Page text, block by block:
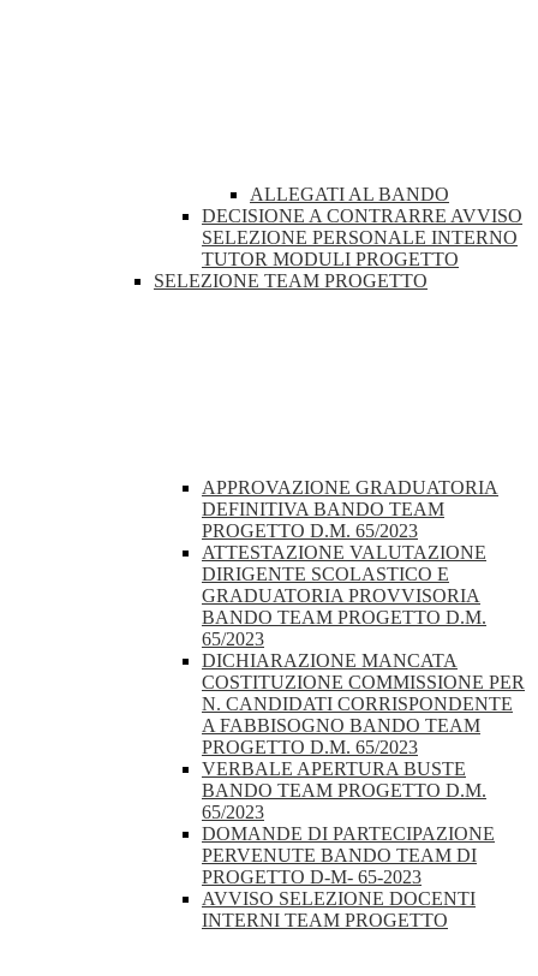
ALLEGATI AL BANDO
DECISIONE A CONTRARRE AVVISO
SELEZIONE PERSONALE INTERNO
TUTOR MODULI PROGETTO
SELEZIONE TEAM PROGETTO
APPROVAZIONE GRADUATORIA
DEFINITIVA BANDO TEAM
PROGETTO D.M. 65/2023
ATTESTAZIONE VALUTAZIONE
DIRIGENTE SCOLASTICO E
GRADUATORIA PROVVISORIA
BANDO TEAM PROGETTO D.M.
65/2023
DICHIARAZIONE MANCATA
COSTITUZIONE COMMISSIONE PER
N. CANDIDATI CORRISPONDENTE
A FABBISOGNO BANDO TEAM
PROGETTO D.M. 65/2023
VERBALE APERTURA BUSTE
BANDO TEAM PROGETTO D.M.
65/2023
DOMANDE DI PARTECIPAZIONE
PERVENUTE BANDO TEAM DI
PROGETTO D-M- 65-2023
AVVISO SELEZIONE DOCENTI
INTERNI TEAM PROGETTO